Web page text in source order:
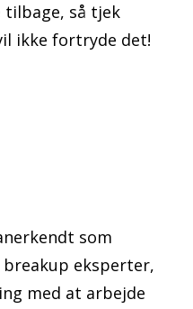
så tjek
ikke fortryde det!
som
eksperter,
med at arbejde